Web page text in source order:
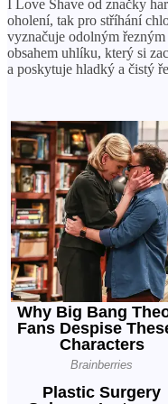
I Love Shave od značky
oholení, tak pro stříhání
vyznačuje odolným
obsahem uhlíku, který si
a poskytuje hladký a čistý